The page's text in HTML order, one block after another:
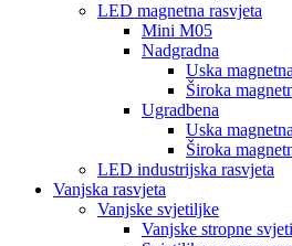
LED magnetna rasvjeta
Mini M05
Nadgradna
Uska
Široka
Ugradbena
Uska
Široka
LED industrijska rasvjeta
Vanjska rasvjeta
Vanjske svjetiljke
Vanjske stropne